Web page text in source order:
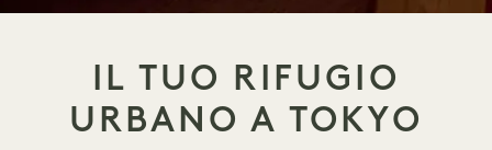
IL TUO RIFUGIO
URBANO A TOKYO